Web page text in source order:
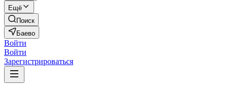
Ещё
Поиск
Баево
Войти
Войти
Зарегистрироваться